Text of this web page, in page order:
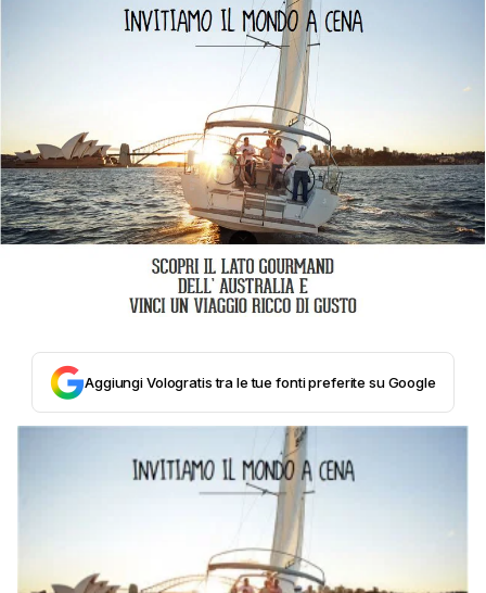
Aggiungi Vologratis tra le tue fonti preferite su Google